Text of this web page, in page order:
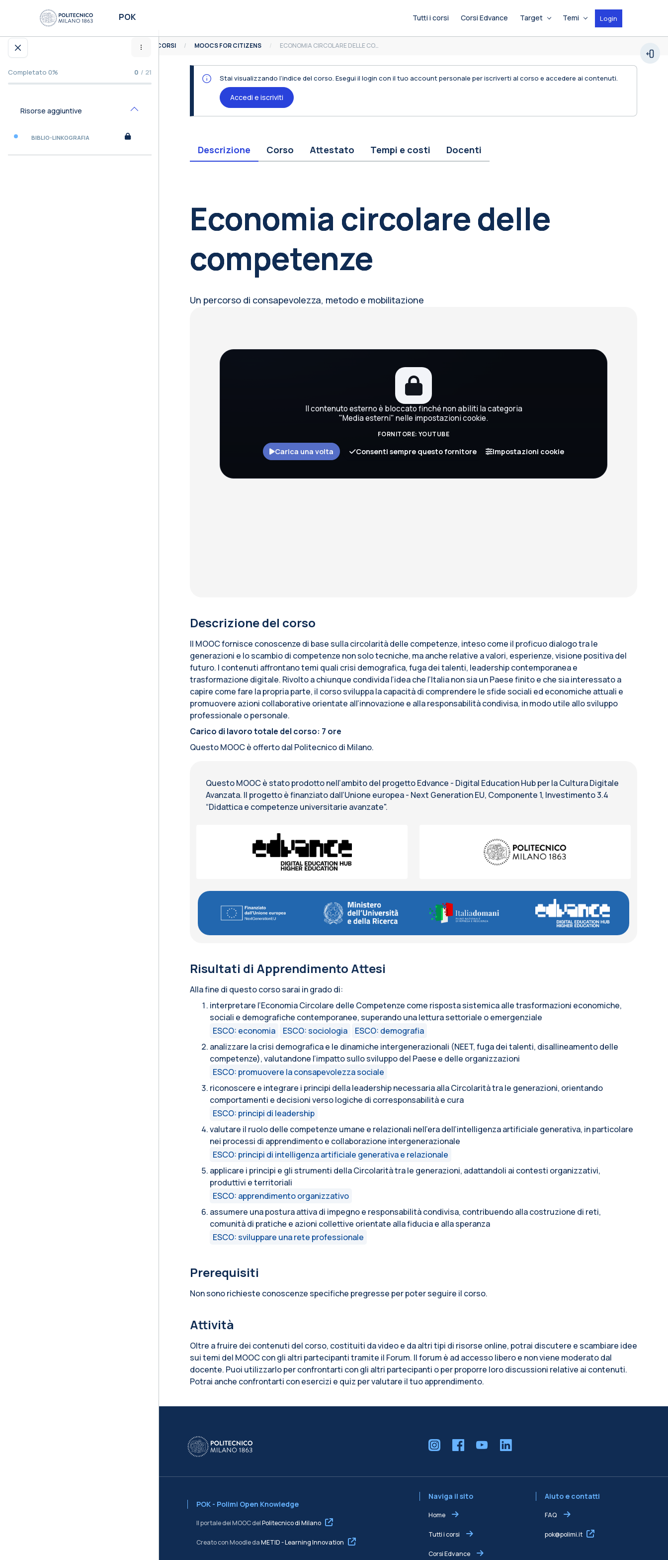
Completato 0% 0 / 21
Risorse aggiuntive
BIBLIO-LINKOGRAFIA
POK Tutti i corsi Corsi Edvance Target Temi Login
Apri indice del corso
CORSI MOOCS FOR CITIZENS ECONOMIA CIRCOLARE DELLE COMPETENZE
Stai visualizzando l’indice del corso. Esegui il login con il tuo account personale per iscriverti al corso e accedere ai contenuti.
Accedi e iscriviti
Descrizione Corso Attestato Tempi e costi Docenti
Blocchi
Economia circolare delle
competenze
Un percorso di consapevolezza, metodo e mobilitazione
Il contenuto esterno è bloccato finché non abiliti la categoria
"Media esterni" nelle impostazioni cookie.
FORNITORE: YOUTUBE
Carica una volta Consenti sempre questo fornitore Impostazioni cookie
Descrizione del corso
Il MOOC fornisce conoscenze di base sulla circolarità delle competenze, inteso come il proficuo dialogo tra le
generazioni e lo scambio di competenze non solo tecniche, ma anche relative a valori, esperienze, visione positiva del
futuro. I contenuti affrontano temi quali crisi demografica, fuga dei talenti, leadership contemporanea e
trasformazione digitale. Rivolto a chiunque condivida l’idea che l’Italia non sia un Paese finito e che sia interessato a
capire come fare la propria parte, il corso sviluppa la capacità di comprendere le sfide sociali ed economiche attuali e
promuovere azioni collaborative orientate all’innovazione e alla responsabilità condivisa, in modo utile allo sviluppo
professionale o personale.
Carico di lavoro totale del corso: 7 ore
Questo MOOC è offerto dal Politecnico di Milano.
Questo MOOC è stato prodotto nell’ambito del progetto Edvance - Digital Education Hub per la Cultura Digitale
Avanzata. Il progetto è finanziato dall’Unione europea - Next Generation EU, Componente 1, Investimento 3.4
“Didattica e competenze universitarie avanzate".
Risultati di Apprendimento Attesi
Alla fine di questo corso sarai in grado di:
interpretare l’Economia Circolare delle Competenze come risposta sistemica alle trasformazioni economiche,
sociali e demografiche contemporanee, superando una lettura settoriale o emergenziale
ESCO: economia
ESCO: sociologia
ESCO: demografia
analizzare la crisi demografica e le dinamiche intergenerazionali (NEET, fuga dei talenti, disallineamento delle
competenze), valutandone l’impatto sullo sviluppo del Paese e delle organizzazioni
ESCO: promuovere la consapevolezza sociale
riconoscere e integrare i principi della leadership necessaria alla Circolarità tra le generazioni, orientando
comportamenti e decisioni verso logiche di corresponsabilità e cura
ESCO: principi di leadership
valutare il ruolo delle competenze umane e relazionali nell’era dell’intelligenza artificiale generativa, in particolare
nei processi di apprendimento e collaborazione intergenerazionale
ESCO: principi di intelligenza artificiale generativa e relazionale
applicare i principi e gli strumenti della Circolarità tra le generazioni, adattandoli ai contesti organizzativi,
produttivi e territoriali
ESCO: apprendimento organizzativo
assumere una postura attiva di impegno e responsabilità condivisa, contribuendo alla costruzione di reti,
comunità di pratiche e azioni collettive orientate alla fiducia e alla speranza
ESCO: sviluppare una rete professionale
Prerequisiti
Non sono richieste conoscenze specifiche pregresse per poter seguire il corso.
Attività
Oltre a fruire dei contenuti del corso, costituiti da video e da altri tipi di risorse online, potrai discutere e scambiare idee
sui temi del MOOC con gli altri partecipanti tramite il Forum. Il forum è ad accesso libero e non viene moderato dal
docente. Puoi utilizzarlo per confrontarti con gli altri partecipanti o per proporre loro discussioni relative ai contenuti.
Potrai anche confrontarti con esercizi e quiz per valutare il tuo apprendimento.
POK - Polimi Open Knowledge
Il portale dei MOOC delPolitecnico di Milano
Creato con Moodle daMETID - Learning Innovation
Naviga il sito
Home
Tutti i corsi
Corsi Edvance
Aiuto e contatti
FAQ
pok@polimi.it